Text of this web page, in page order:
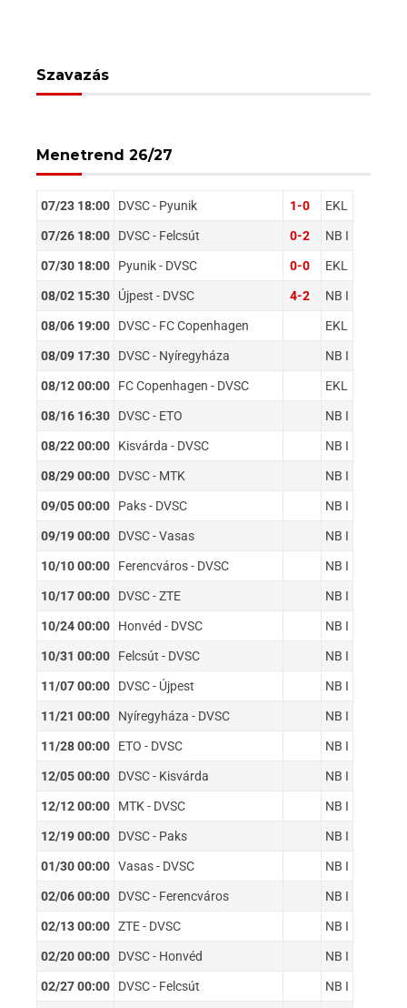
Szavazás
Menetrend 26/27
07/23 18:00 DVSC - Pyunik 1-0 EKL
07/26 18:00 DVSC - Felcsút 0-2 NB I
07/30 18:00 Pyunik - DVSC 0-0 EKL
08/02 15:30 Újpest - DVSC 4-2 NB I
08/06 19:00 DVSC - FC Copenhagen EKL
08/09 17:30 DVSC - Nyíregyháza NB I
08/12 00:00 FC Copenhagen - DVSC EKL
08/16 16:30 DVSC - ETO NB I
08/22 00:00 Kisvárda - DVSC NB I
08/29 00:00 DVSC - MTK NB I
09/05 00:00 Paks - DVSC NB I
09/19 00:00 DVSC - Vasas NB I
10/10 00:00 Ferencváros - DVSC NB I
10/17 00:00 DVSC - ZTE NB I
10/24 00:00 Honvéd - DVSC NB I
10/31 00:00 Felcsút - DVSC NB I
11/07 00:00 DVSC - Újpest NB I
11/21 00:00 Nyíregyháza - DVSC NB I
11/28 00:00 ETO - DVSC NB I
12/05 00:00 DVSC - Kisvárda NB I
12/12 00:00 MTK - DVSC NB I
12/19 00:00 DVSC - Paks NB I
01/30 00:00 Vasas - DVSC NB I
02/06 00:00 DVSC - Ferencváros NB I
02/13 00:00 ZTE - DVSC NB I
02/20 00:00 DVSC - Honvéd NB I
02/27 00:00 DVSC - Felcsút NB I